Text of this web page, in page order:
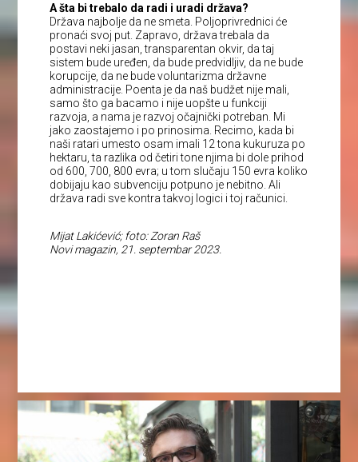
A šta bi trebalo da radi i uradi država?
Država najbolje da ne smeta. Poljoprivrednici će
pronaći svoj put. Zapravo, država trebala da
postavi neki jasan, transparentan okvir, da taj
sistem bude uređen, da bude predvidljiv, da ne bude
korupcije, da ne bude voluntarizma državne
administracije. Poenta je da naš budžet nije mali,
samo što ga bacamo i nije uopšte u funkciji
razvoja, a nama je razvoj očajnički potreban. Mi
jako zaostajemo i po prinosima. Recimo, kada bi
naši ratari umesto osam imali 12 tona kukuruza po
hektaru, ta razlika od četiri tone njima bi dole prihod
od 600, 700, 800 evra; u tom slučaju 150 evra koliko
dobijaju kao subvenciju potpuno je nebitno. Ali
država radi sve kontra takvoj logici i toj računici.
Mijat Lakićević; foto: Zoran Raš
Novi magazin, 21. septembar 2023.